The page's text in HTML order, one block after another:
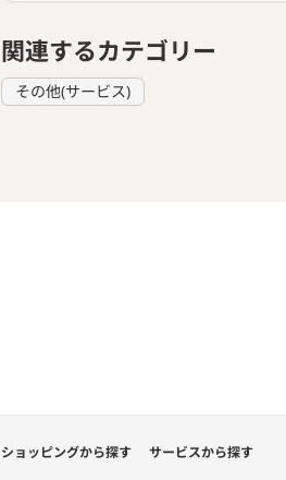
関連するカテゴリー
その他(サービス)
ショッピングから探す サービスから探す